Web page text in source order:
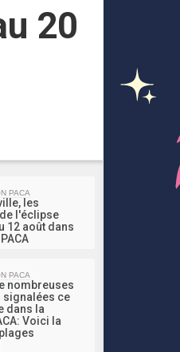
20
PACA
les
l'éclipse
12 août dans
PACA
nombreuses
signalées ce
dans la
Voici la